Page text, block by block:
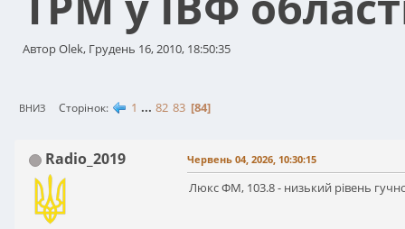
Автор Olek, Грудень 16, 2010, 18:50:35
ВНИЗ Сторінок 1 ... 82 83 84
Radio_2019 Червень 04, 2026, 10:30:15
Люкс ФМ, 103.8 - низький рівень